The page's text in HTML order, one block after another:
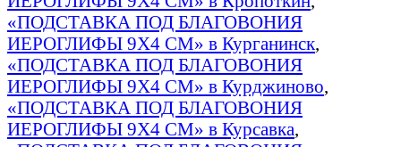
«ПОДСТАВКА ПОД БЛАГОВОНИЯ
ИЕРОГЛИФЫ 9Х4 СМ» в Курганинск,
«ПОДСТАВКА ПОД БЛАГОВОНИЯ
ИЕРОГЛИФЫ 9Х4 СМ» в Курджиново,
«ПОДСТАВКА ПОД БЛАГОВОНИЯ
ИЕРОГЛИФЫ 9Х4 СМ» в Курсавка,